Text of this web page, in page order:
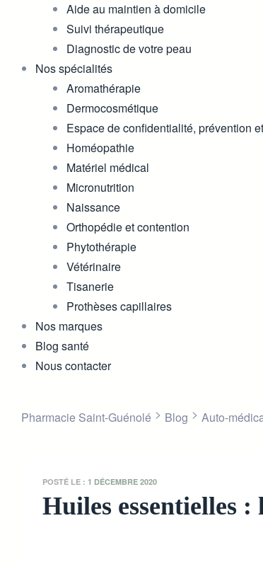
Aide au maintien à domicile
Suivi thérapeutique
Diagnostic de votre peau
Nos spécialités
Aromathérapie
Dermocosmétique
Espace de confidentialité, prévention
Homéopathie
Matériel médical
Micronutrition
Naissance
Orthopédie et contention
Phytothérapie
Vétérinaire
Tisanerie
Prothèses capillaires
Nos marques
Blog santé
Nous contacter
Pharmacie Saint-Guénolé > Blog > Auto-
POSTÉ LE : 1 DÉCEMBRE 2020
Huiles essentielles :